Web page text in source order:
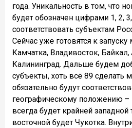
года. Уникальность в том, что
будет обозначен цифрами 1, 2,
соответствовать субъектам
Сейчас уже готовятся к
Камчатка, Владивосток, Байкал,
Калининград. Дальше будем
субъекты, хоть всё 89 сделать
обязательно будут
географическому положению –
всегда будет крайней западной
восточной будет Чукотка.